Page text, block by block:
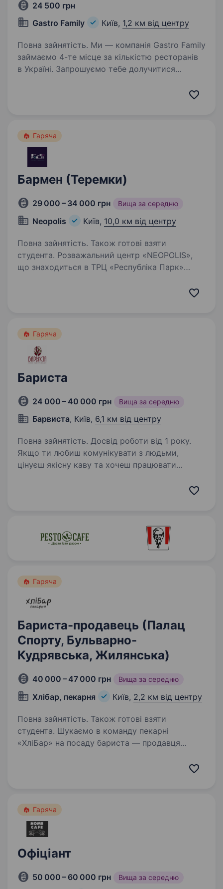
24 500 грн
Gastro Family
Київ, 1,2 км від центру
Повна зайнятість. Ми — компанія Gastro Family
займаємо 4-те місце за кількістю ресторанів
в Україні. Запрошуємо тебе долучитися
Гаряча
Бармен (Теремки)
29 000 – 34 000 грн Вища за середню
Neopolis Київ, 10,0 км від центру
Повна зайнятість. Також готові взяти
студента. Розважальний центр «NEOPOLIS»,
що знаходиться в ТРЦ «Республіка Парк»
Гаряча
Бариста
24 000 – 40 000 грн Вища за середню
Барвиста, Київ, 6,1 км від центру
Повна зайнятість. Досвід роботи від 1 року.
Якщо ти любиш комунікувати з людьми,
цінуєш якісну каву та хочеш працювати
Гаряча
Бариста-продавець (Палац
Спорту, Бульварно-
Кудрявська, Жилянська)
40 000 – 47 000 грн Вища за середню
Хлібар, пекарня Київ, 2,2 км від центру
Повна зайнятість. Також готові взяти
студента. Шукаємо в команду пекарні
«ХліБар» на посаду бариста — продавця
Гаряча
Офіціант
50 000 – 60 000 грн Вища за середню